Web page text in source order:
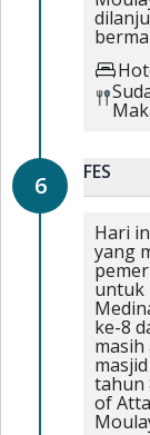
6 FES
Hari
yang
untuk
ke-8
tahun
of